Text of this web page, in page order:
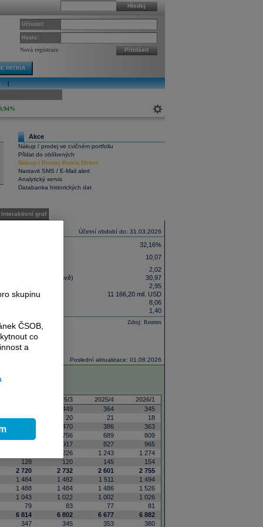
Hledej
Uživatel:
Heslo:
Nová registrace Přihlásit
PATRIA
Akce
Nákup / prodej ve cvičném portfoliu
Přidat do oblíbených
Nákup/ Prodej Patria Direct
Nastavit SMS / E-Mail alert
Analytický servis
Databanka historických dat
Interaktivní graf
Účetní období do: 31.03.2026
32,16%
(ROE, 12M
10,07
2,02
položek (12M klouzavě)
30,97
2,95
11 166,20 mil. USD
8,06
1,40
Zdroj: Reuters
Poslední aktualizace: 01.08.2026
2025/3 2025/4
2026/1
449 364
345
11 20 21
18
470 386
363
756 689
809
917 827
965
1 226 1 243
1 274
128 120 145
154
2 720 2 732 2 601
2 755
1 484 1 482 1 511
1 494
1 488 1 484 1 486
1 526
1 043 1 022 1 002
1 026
79 83 77
81
6 814 6 802 6 677
6 882
347 345 353
380
skupinu
ČSOB,
co
a